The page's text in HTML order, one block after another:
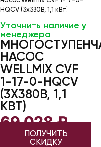
HQCV (3х380В, 1,1 кВт)
Уточнить наличие у
менеджера
НАСОС
WELLMIX CVF
1-17-0-HQCV
(3Х380В, 1,1
КВТ)
69 028₽
ПОЛУЧИТЬ
СКИДКУ